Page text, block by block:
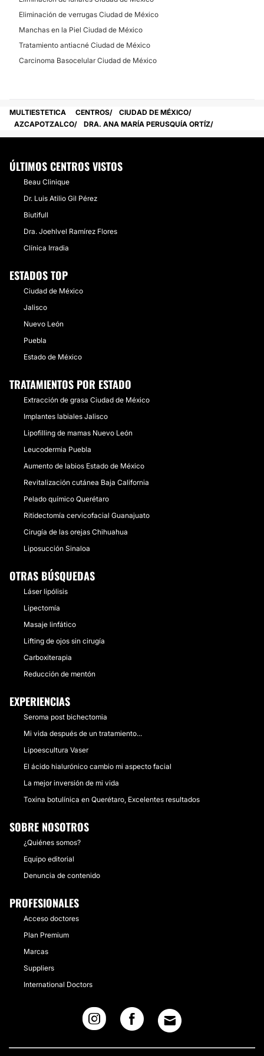
Eliminación de verrugas Ciudad de México
Manchas en la Piel Ciudad de México
Tratamiento antiacné Ciudad de México
Carcinoma Basocelular Ciudad de México
MULTIESTETICA CENTROS
CIUDAD DE MÉXICO
AZCAPOTZALCO
DRA. ANA MARÍA PERUSQUÍA ORTÍZ
ÚLTIMOS CENTROS VISTOS
Beau Clinique
Dr. Luis Atilio Gil Pérez
Biutifull
Dra. Joehlvel Ramírez Flores
Clínica Irradia
ESTADOS TOP
Ciudad de México
Jalisco
Nuevo León
Puebla
Estado de México
TRATAMIENTOS POR ESTADO
Extracción de grasa Ciudad de México
Implantes labiales Jalisco
Lipofilling de mamas Nuevo León
Leucodermia Puebla
Aumento de labios Estado de México
Revitalización cutánea Baja California
Pelado químico Querétaro
Ritidectomía cervicofacial Guanajuato
Cirugía de las orejas Chihuahua
Liposucción Sinaloa
OTRAS BÚSQUEDAS
Láser lipólisis
Lipectomía
Masaje linfático
Lifting de ojos sin cirugía
Carboxiterapia
Reducción de mentón
EXPERIENCIAS
Seroma post bichectomia
Mi vida después de un tratamiento...
Lipoescultura Vaser
El ácido hialurónico cambio mi aspecto facial
La mejor inversión de mi vida
Toxina botulínica en Querétaro, Excelentes resultados
SOBRE NOSOTROS
¿Quiénes somos?
Equipo editorial
Denuncia de contenido
PROFESIONALES
Acceso doctores
Plan Premium
Marcas
Suppliers
International Doctors